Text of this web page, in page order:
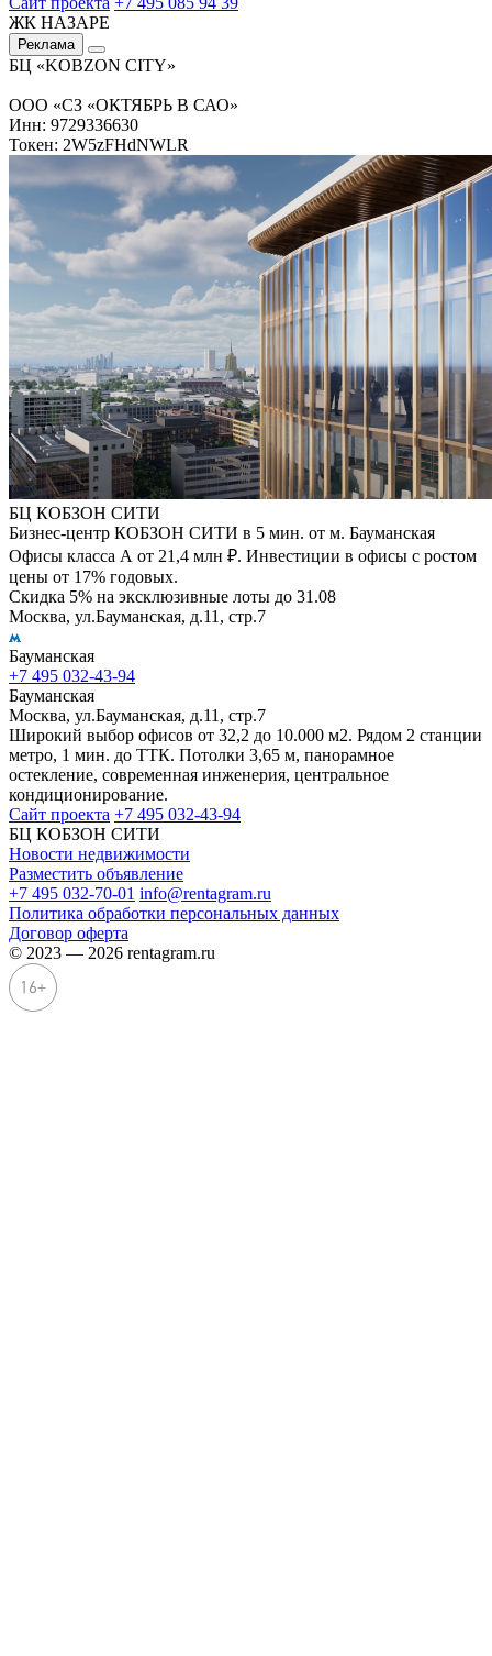
ЖК НАЗАРЕ
Реклама
БЦ «KOBZON CITY»
ООО «СЗ «ОКТЯБРЬ В САО»
Инн: 9729336630
Токен: 2W5zFHdNWLR
БЦ КОБЗОН СИТИ
Бизнес-центр КОБЗОН СИТИ в 5 мин. от м. Бауманская
Офисы класса А от 21,4 млн ₽. Инвестиции в офисы с ростом
цены от 17% годовых.
Скидка 5% на эксклюзивные лоты до 31.08
Москва, ул.Бауманская, д.11, стр.7
Бауманская
+7 495 032-43-94
Бауманская
Москва, ул.Бауманская, д.11, стр.7
Широкий выбор офисов от 32,2 до 10.000 м2. Рядом 2 станции
метро, 1 мин. до ТТК. Потолки 3,65 м, панорамное
остекление, современная инженерия, центральное
кондиционирование.
Сайт проекта +7 495 032-43-94
БЦ КОБЗОН СИТИ
Новости недвижимости
Разместить объявление
+7 495 032-70-01 info@rentagram.ru
Политика обработки персональных данных
Договор оферта
© 2023 — 2026 rentagram.ru